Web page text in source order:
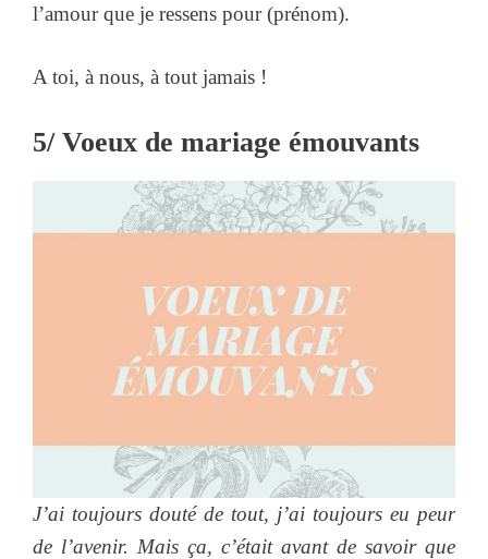
l’amour que je ressens pour (prénom).
A toi, à nous, à tout jamais !
5/ Voeux de mariage émouvants
J’ai toujours douté de tout, j’ai toujours eu peur
de l’avenir. Mais ça, c’était avant de savoir que